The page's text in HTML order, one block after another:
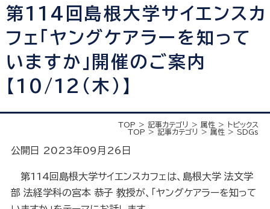
第114回島根大学サイエンスカ
フェ「ヤングケアラーを知って
いますか」開催のご案内
【10/12(木)】
TOP 記事カテゴリ 属性
トピックス
TOP
記事カテゴリ 属性 SDGs
公開日 2023年09月26日
第114回島根大学サイエンスカフェは、島根大学 法文学
部 法経学科の宮本 恭子 教授が、「ヤングケアラーを知って